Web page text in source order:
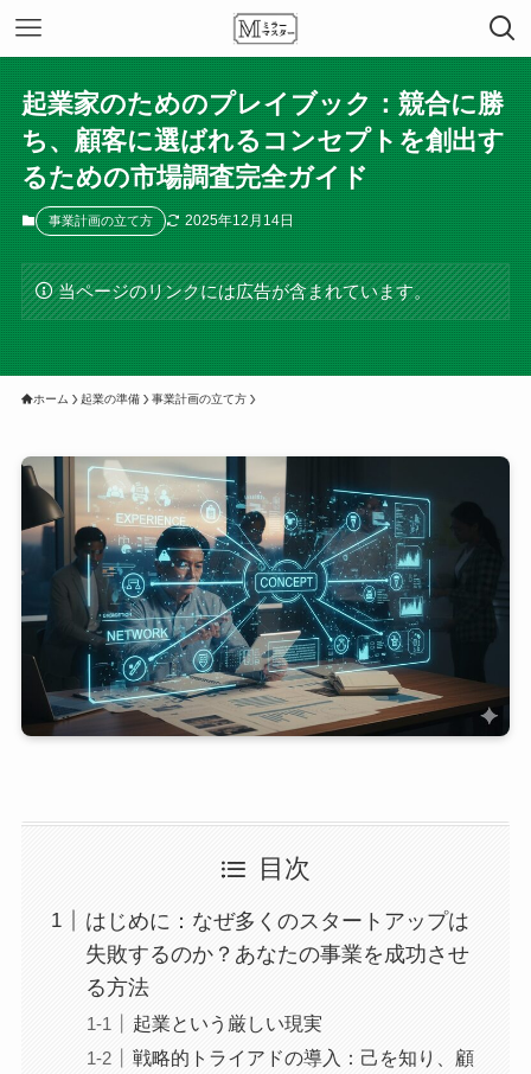
起業家のためのプレイブック：競合に勝
ち、顧客に選ばれるコンセプトを創出す
るための市場調査完全ガイド
事業計画の立て方 2025年12月14日
当ページのリンクには広告が含まれています。
ホーム 起業の準備 事業計画の立て方
目次
はじめに：なぜ多くのスタートアップは
失敗するのか？あなたの事業を成功させ
る方法
起業という厳しい現実
戦略的トライアドの導入：己を知り、顧